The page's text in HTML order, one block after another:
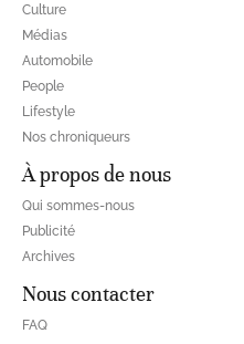
Culture
Médias
Automobile
People
Lifestyle
Nos chroniqueurs
À propos de nous
Qui sommes-nous
Publicité
Archives
Nous contacter
FAQ